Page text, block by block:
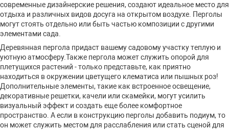
современные дизайнерские решения, создают идеальное место для
отдыха и различных видов досуга на открытом воздухе. Перголы
могут стоять отдельно или быть частью композиции с другими
элементами сада.
Деревянная пергола придаст вашему садовому участку теплую и
уютную атмосферу.Также пергола может служить опорой для
плетущихся растений - только представьте, как приятно
находиться в окружении цветущего клематиса или пышных роз!
Дополнительные элементы, такие как встроенное освещение,
декоративные решетки, качели или скамейки, могут усилить
визуальный эффект и создать еще более комфортное
пространство. А если в конструкцию перголы добавить подиум, то
он может служить местом для расслабления или стать сценой для